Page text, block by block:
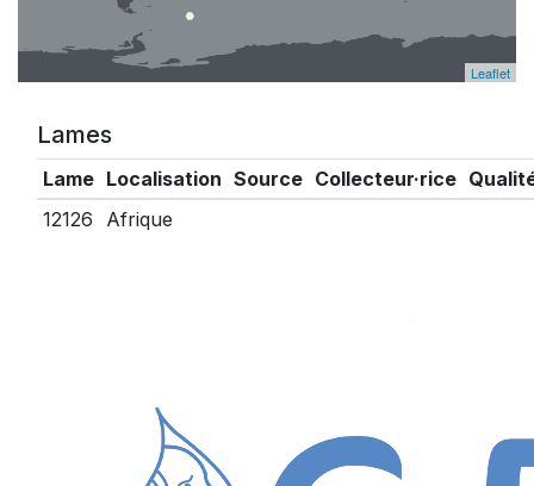
Leaflet
Lames
Lame Localisation Source Collecteur·rice
12126
Afrique